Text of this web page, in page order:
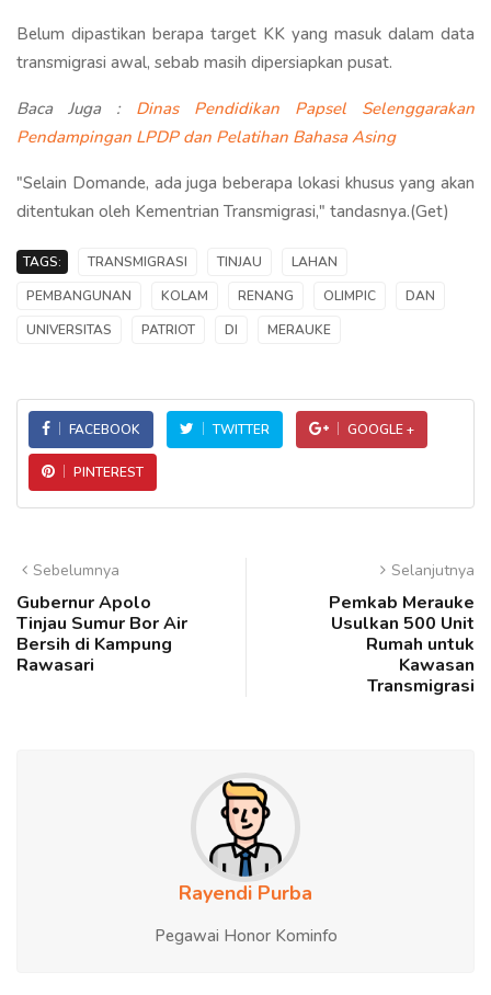
Belum dipastikan berapa target KK yang masuk dalam data
transmigrasi awal, sebab masih dipersiapkan pusat.
Baca Juga : Dinas Pendidikan Papsel Selenggarakan
Pendampingan LPDP dan Pelatihan Bahasa Asing
"Selain Domande, ada juga beberapa lokasi khusus yang akan
ditentukan oleh Kementrian Transmigrasi," tandasnya.(Get)
TAGS: TRANSMIGRASI TINJAU
LAHAN
PEMBANGUNAN
KOLAM RENANG OLIMPIC
DAN
UNIVERSITAS
PATRIOT DI MERAUKE
FACEBOOK TWITTER GOOGLE +
PINTEREST
Sebelumnya
Gubernur Apolo
Tinjau Sumur Bor Air
Bersih di Kampung
Rawasari
Selanjutnya
Pemkab Merauke
Usulkan 500 Unit
Rumah untuk
Kawasan
Transmigrasi
Rayendi Purba
Pegawai Honor Kominfo